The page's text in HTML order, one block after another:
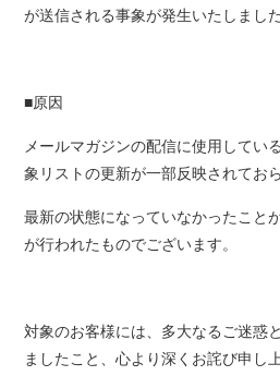
が送信される事象が発生いたしました
■原因
メールマガジンの配信に使用してい
象リストの更新が一部反映されておら
最新の状態になっていなかったこと
が行われたものでございます。
対象のお客様には、多大なるご迷惑
ましたこと、心より深くお詫び申し